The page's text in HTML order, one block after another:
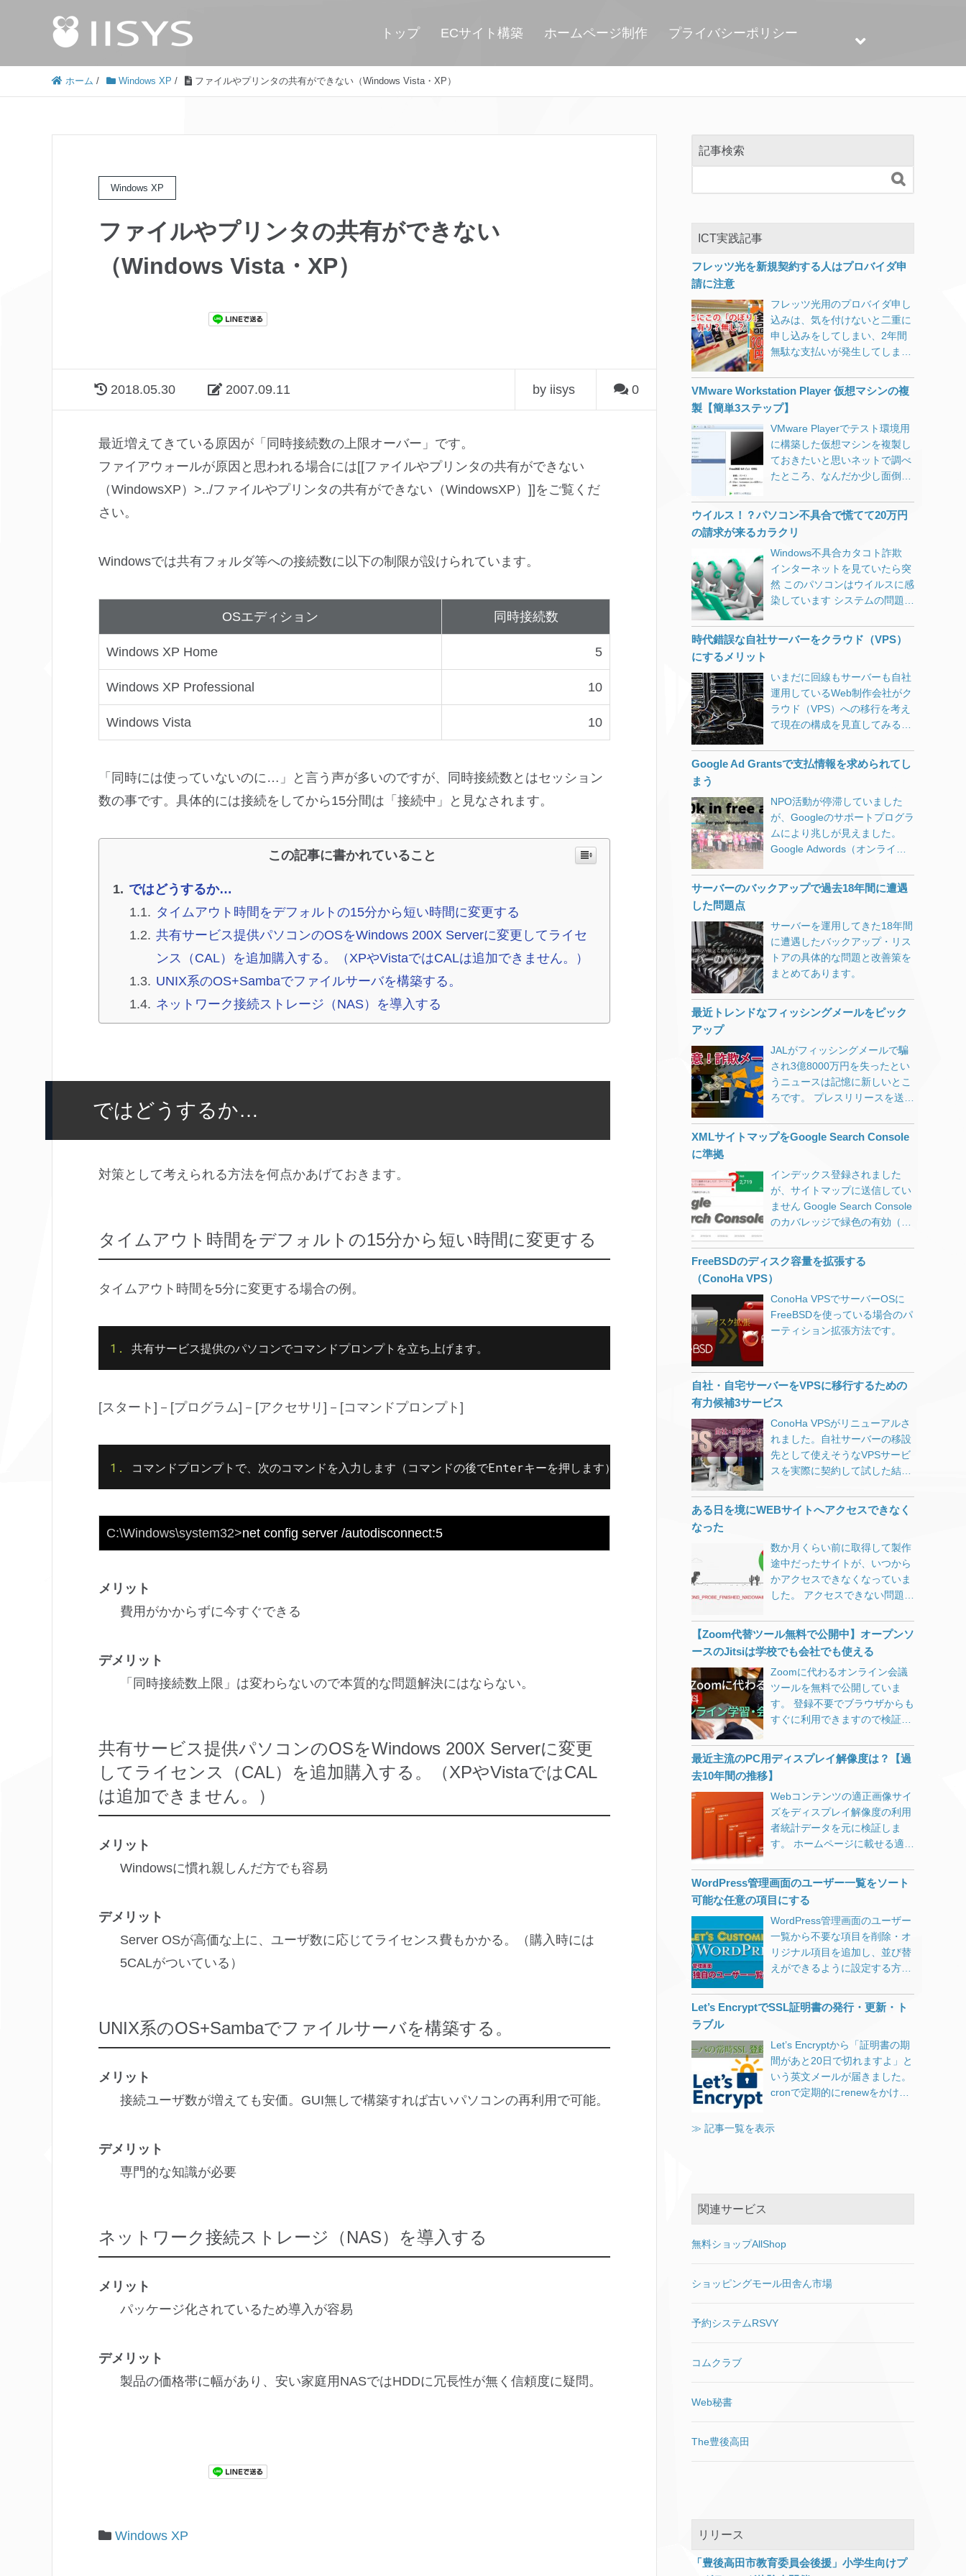
トップ ECサイト構築 ホームページ制作 プライバシーポリシー
ホーム / Windows XP / ファイルやプリンタの共有ができない（Windows Vista・XP）
Windows XP
ファイルやプリンタの共有ができない
（Windows Vista・XP）
2018.05.30 2007.09.11 by iisys 0
最近増えてきている原因が「同時接続数の上限オーバー」です。
ファイアウォールが原因と思われる場合には[[ファイルやプリンタの共有ができない
（WindowsXP）>../ファイルやプリンタの共有ができない（WindowsXP）]]をご覧くだ
さい。
Windowsでは共有フォルダ等への接続数に以下の制限が設けられています。
OSエディション 同時接続数
Windows XP Home 5
Windows XP Professional 10
Windows Vista 10
「同時には使っていないのに…」と言う声が多いのですが、同時接続数とはセッション
数の事です。具体的には接続をしてから15分間は「接続中」と見なされます。
この記事に書かれていること
ではどうするか…
タイムアウト時間をデフォルトの15分から短い時間に変更する
共有サービス提供パソコンのOSをWindows 200X Serverに変更してライセ
ンス（CAL）を追加購入する。（XPやVistaではCALは追加できません。）
UNIX系のOS+Sambaでファイルサーバを構築する。
ネットワーク接続ストレージ（NAS）を導入する
ではどうするか…
対策として考えられる方法を何点かあげておきます。
タイムアウト時間をデフォルトの15分から短い時間に変更する
タイムアウト時間を5分に変更する場合の例。
1. 共有サービス提供のパソコンでコマンドプロンプトを立ち上げます。
[スタート]－[プログラム]－[アクセサリ]－[コマンドプロンプト]
1. コマンドプロンプトで、次のコマンドを入力します（コマンドの後でEnterキーを押します）。
C:\Windows\system32>net config server /autodisconnect:5
メリット
費用がかからずに今すぐできる
デメリット
「同時接続数上限」は変わらないので本質的な問題解決にはならない。
共有サービス提供パソコンのOSをWindows 200X Serverに変更
してライセンス（CAL）を追加購入する。（XPやVistaではCAL
は追加できません。）
メリット
Windowsに慣れ親しんだ方でも容易
デメリット
Server OSが高価な上に、ユーザ数に応じてライセンス費もかかる。（購入時には
5CALがついている）
UNIX系のOS+Sambaでファイルサーバを構築する。
メリット
接続ユーザ数が増えても安価。GUI無しで構築すれば古いパソコンの再利用で可能。
デメリット
専門的な知識が必要
ネットワーク接続ストレージ（NAS）を導入する
メリット
パッケージ化されているため導入が容易
デメリット
製品の価格帯に幅があり、安い家庭用NASではHDDに冗長性が無く信頼度に疑問。
Windows XP
記事検索

ICT実践記事
フレッツ光を新規契約する人はプロバイダ申
請に注意
フレッツ光用のプロバイダ申し
込みは、気を付けないと二重に
申し込みをしてしまい、2年間
無駄な支払いが発生してしま
う場合が多い。
VMware Workstation Player 仮想マシンの複
製【簡単3ステップ】
VMware Playerでテスト環境用
に構築した仮想マシンを複製し
ておきたいと思いネットで調べ
たところ、なんだか少し面倒く
ったのですが、3ステップの簡
単操作で出来ましたのでメモし
ておきます。 VMware仮想マシ
ンの複製【3ステップ】 【ステ
ップ1】ワーキングディレクト
リ（ゲストOSフォルダ）の複
製 VMware Playerは終了してお
ド状態であれば、その作業状態
再起動する必要があります。な
るべくゲストOSはパワーオフ
の状態にしておいたほうが良い
です。 【ステップ2】.vmxファ
ーしたフォルダの中にある拡張
をしないでも問題ありません
が、同じ仮想マシン名が複数あ
ると自分自身で区別がつかなく
なりますので末尾に数字を足す
テップ3】VMware Playerで仮
フォルダにある.vmxファイルを
選択します。 VMware
Workstation Player上での各種
OS動作報告 ichmyさんの
「VMwareで遊ぼうのこーな
ー」というコンテンツがおすす
めです。
ウイルス！？パソコン不具合で慌てて20万円
の請求が来るカラクリ
Windows不具合カタコト詐欺
インターネットを見ていたら突
然 このパソコンはウイルスに感
染しています システムの問題が
いうメッセージ という煽り商売
いるようですが、いまだに貢い
でしまう方も多いようです。
Windows不具合カタコト詐欺
パソコンの不具合を煽る 一方的
ータ 恐らく日本人オペレータだ
で、少し調べてみました。 上記
のような偽警告と共に「今すぐ
対策ソフトをダウンロード」と
いうリンク経由で有料アプリ
ジット決済）をインストールさ
チェックすると、無料アンチウ
イルスソフトのavastに加えて
Smart PC Careというアプリが
インストールされていました。
検出されました」 → 「様」の
みはさておき…。 7,000円で購
入したものは「警告表示ツー
ル」と「無料avast」のセッ
ト。 もともと別のセキュリティ
対策ソフトがインストールされ
ていましたがお構いなしに導入
されるため、パソコンのパフォ
ています。 このSmart PC Care
というアプリですが、インスト
ールしてしまうと定期的に様々
な怖いメッセージが出てきま
く、怖いメッセージの次には優
しいメッセージが。 ダメ押しの
カウントダウンと攻撃は続きま
す。 電話してみました。 待た
されることなく、カタコトの日
本語をしゃべる女性の方と繋が
ガヤと聞こえてきます。 （男性
と女性、それほど広くないスペ
ースに3～4人といった感じでし
ょうか。） 「お客様どうされま
したか？」 「何をしました
か？」 「それは私たちが操作し
て直さないといけません。」 途
ます。 「キーボードの左下に何
Windowsマークが見えます
か？」 「WindowsキーとRを同
時に押してください。」 （一文
字ずつアルファベットを読み上
時代錯誤な自社サーバーをクラウド（VPS）
にするメリット
いまだに回線もサーバーも自社
運用しているWeb制作会社がク
ラウド（VPS）への移行を考え
て現在の構成を見直してみる。
がらスキル習得に無駄な時間を
注ぎ込んできた気がする。
Google Ad Grantsで支払情報を求められてし
まう
NPO活動が停滞していました
が、Googleのサポートプログラ
ムにより兆しが見えました。
Google Adwords（オンライン
100万円分）まで無料で利用で
きるというものですが、登録時
Ad Grantsアカウントで広告設
定をすると「お支払情報の確
認」ページに「設定の必要がな
い」旨表示されるはずなのです
められてしまう。 うっかり入力
うなので、初めてGoogleサポー
トに電話をしてみましたが、解
決に至らず。（待たされること
もなく、とても温かみのある人
た） その後、いろいろいじって
る事 が原因でした。 恐らくブ
ラウザのキャッシュが原因だと
思うのですが、アカウントを切
り替えても他のGoogleアカウン
Chromeでは複数のGoogleアカ
ウントが登録されてしまってい
も登録されていないfirefoxを使
ってみたところ一発でOKでし
た。 以下追記 数時間待っても
理画面を確認すると「アカウン
トは有効ではありません」の文
字が。 あれこれいじってみまし
たが、毎月100万円の請求が来
る可能性もある部分ですので、
再度Googleへ電話してみまし
た。（相変わらず1分も待たさ
現在の状況を確認していただ
き、ワンステップずつ丁寧に教
内容です。 Google非営利団体
向けプログラムを開いて、ログ
インされていなければログイン
する。 こんな画面が表示されま
録」ボタンが表示されている状
態では、まだ申請が終わってい
ません。 指示に従ってAdwords
のIDを入力するとこのようにな
ります。 10営業日ほど待ちま
す。（今ここです。） Adwords
で広告登録をしたあとに 「おめ
の掲載が始まります。」 という
メールが届き安心していたので
すが、手動でAd Grantsと
Adwordsを結び付けなければい
けなかったようです。 Google
のこのプログラムは、システ
[…]
サーバーのバックアップで過去18年間に遭遇
した問題点
サーバーを運用してきた18年間
に遭遇したバックアップ・リス
トアの具体的な問題と改善策を
まとめてあります。
最近トレンドなフィッシングメールをピック
アップ
JALがフィッシングメールで騙
され3億8000万円を失ったとい
うニュースは記憶に新しいとこ
ろです。 プレスリリースを送信
が複数のWebサイトに載ったま
まになるわけですが、あえてそ
メール収集に使っています。
（未読が数万件に達しています
が放置しています） その中でう
っかり開いてしまいそうな要注
す。 メールアプリの設定で
は、本物と区別がつきにくいの
で特に注意してください。また
HTML表示の場合、開くだけで
もトラブルに巻き込まれるもの
くことをお勧めします。 件名：
Apple IDアカウントの情報を完
Apple ID <apple_support@0-
99.com> Appleをご利用いただ
きありがとうございます。お客
様のApple ID情報の一部分は不
お客様のアカウント情報を保護
ります。 <http://retrying-cloud-
id.com/>リカバリアカウント 私
たちは24時間以内にあなたから
の応答を受信しない場合、アカ
ウントがロックされます。 今後
ともよろしくお願い致します。
Apple サポートセンター
<http://retrying-cloud-
id.com/>Apple ID |
<http://retrying-cloud-id.com/>
サポート | <http://retrying-
cloud-id.com/>プライバシーポ
Distribution International,
Hollyhill Industrial Estate,
の権利を保有しております。 件
名：警告！！パスワードの入力
は数回間違いました。 差出人：
Amazon Security
お客様はウェブサイトで
Amazon IDにログインした時に
パスワードの入力は数回間違い
ました。 日付と時間：2019年5
月8[…]
XMLサイトマップをGoogle Search Console
に準拠
インデックス登録されました
が、サイトマップに送信してい
ません Google Search Console
のカバレッジで緑色の有効（イ
になっているものの、「インデ
ックス登録されましたが、サイ
トマップに送信していません」
という詳細情報が気になりまし
た。 クリックしてみると「例」
としてURL一覧が表示されま
れたURLが表示されます。 送信
しているXMLサイトマップも
すし、URLの正規化も済んでい
るのになぜ？ じっくりと見比べ
てみると、XMLサイトマップの
URLはスラッシュが「%2F」に
れているのに対して、Googleで
を見てみると、PATH_INFOを
rawurlencodeでエンコードして
います。 rawurlencodeは
RFC3986にもとづいて「-_.~」
エンコードするようですので妥
当なはずです。 Google独自仕
RFC3986の3.4章に「スラッシ
ュ (“/”) と疑問符 (“?”) の文字は
パーセントエンコーディングす
る事を避けるほうがユーザビリ
ティのためにはよい。」という
記述がありました。 スラッシュ
ように修正 GoogleもRFCもス
ラッシュはパーセントエンコー
ドしないと提唱しているのであ
れば、これに合わせるべきだと
た。 $r_page =
rawurlencode($page); $r_page
= str_replace(‘%2F’, ‘/’,
$r_page); 修正後、XMLサイト
マップの出力とGoogle Search
ConsoleのURLを比較するとマ
ッチしていましたので、これで
FreeBSDのディスク容量を拡張する
（ConoHa VPS）
ConoHa VPSでサーバーOSに
FreeBSDを使っている場合のパ
ーティション拡張方法です。
自社・自宅サーバーをVPSに移行するための
有力候補3サービス
ConoHa VPSがリニューアルさ
れました。自社サーバーの移設
先として使えそうなVPSサービ
スを実際に契約して試した結果
ある日を境にWEBサイトへアクセスできなく
なった
数か月くらい前に取得して製作
途中だったサイトが、いつから
かアクセスできなくなっていま
した。 アクセスできない問題の
ドレスを指定したsshやsftpなど
ではサーバーへアクセスできま
した。 Webサーバー（Nginx）
の確認 正常に動作していた時か
ら設定を変更していませんが、
念のため見直しました。問題な
さそうです。 DNSの動作確認 $
my.domain not found:
3(NXDOMAIN) DNSの設定に問
題がありそうですが、少し前ま
では正常に引けていて、それ以
降設定は変更していません。 $
ping my.domain PING
my.domain.work(xxx.xxx.xxx.xx
いのに、設定した覚えがないホ
ストに向かっています。
ないIPアドレス） そもそもドメ
インの最後にworkがついている
のは何故…。 resolv.confを書き
換えてみたり、hostsに書き込
に設定を移してみたり、半日格
トラ（Value Domain）に問い合
わせ Value Domainの問い合わ
せフォームにチャットでの問い
合わせがあったので、初めてク
リックしてみました。 運が良か
間6秒！ 非常に手際よくドメイ
自動メッセージ: お問い合わせ
合はフォームよりお問い合わせ
げます。 (06:55:36) *** Chat
【Zoom代替ツール無料で公開中】オープンソ
ースのJitsiは学校でも会社でも使える
Zoomに代わるオンライン会議
ツールを無料で公開していま
す。 登録不要でブラウザからも
すぐに利用できますので検証と
最近主流のPC用ディスプレイ解像度は？【過
去10年間の推移】
Webコンテンツの適正画像サイ
ズをディスプレイ解像度の利用
者統計データを元に検証しま
す。 ホームページに載せる適正
う記事から11年も経ってしまい
ましたので2018年版を載せまし
た。 （StatCounterによる統計
データを元にしています。）
2018年版が確定したのでデータ
およびグラフを修正しました。
2019年版も（確定版ではありま
コンテンツに使用する画像サイ
書いておきます。 パソコンのモ
ニター幅いっぱいの可変サイズ
の画像（ヘッダ等）を想定する
のであれば、(w)2,000ピクセル
(w)2,560ピクセルで表示したと
せてしまう。 記事に添える画像
が必要であれば元画像にリンク
の場合、表示サイズと同等にリ
src=”../img_480.png” /> .w1920
{ display: block !important; }
WordPress管理画面のユーザー一覧をソート
可能な任意の項目にする
WordPress管理画面のユーザー
一覧から不要な項目を削除・オ
リジナル項目を追加し、並び替
えができるように設定する方法
Let’s EncryptでSSL証明書の発行・更新・ト
ラブル
Let’s Encryptから「証明書の期
間があと20日で切れますよ」と
いう英文メールが届きました。
cronで定期的にrenewをかけて
か設定がおかしいのかなと思
al/DOMAIN.conf 上記が正しい
使い慣れないマウスのせいか、
al ん？ディレクトリだから消せ
れてみるのも気が引けたので、
≫ 記事一覧を表示
関連サービス
無料ショップAllShop
ショッピングモール田舎ん市場
予約システムRSVY
コムクラブ
Web秘書
The豊後高田
リリース
「豊後高田市教育委員会後援」小学生向けプ